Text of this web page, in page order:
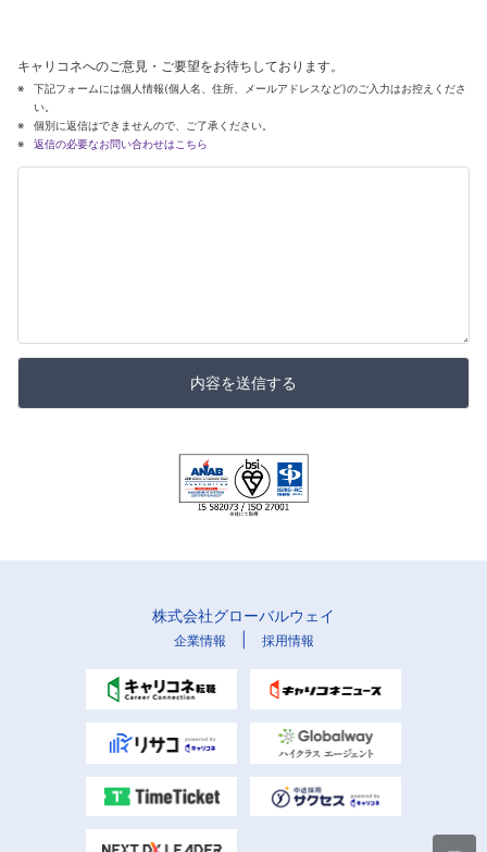
キャリコネへのご意見・ご要望をお待ちしております。
下記フォームには個人情報(個人名、住所、メールアドレスなど)のご入力はお控えくださ
い。
個別に返信はできませんので、ご了承ください。
返信の必要なお問い合わせはこちら
内容を送信する
株式会社グローバルウェイ
企業情報 採用情報